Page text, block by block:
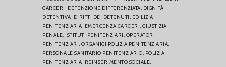
CARCERI, DETENZIONE DIFFERENZIATA, DIGNITÀ
DETENTIVA, DIRITTI DEI DETENUTI, EDILIZIA
PENITENZIARIA, EMERGENZA CARCERI, GIUSTIZIA
PENALE, ISTITUTI PENITENZIARI, OPERATORI
PENITENZIARI, ORGANICI POLIZIA PENITENZIARIA,
PERSONALE SANITARIO PENITENZIARIO, POLIZIA
PENITENZIARIA, REINSERIMENTO SOCIALE,